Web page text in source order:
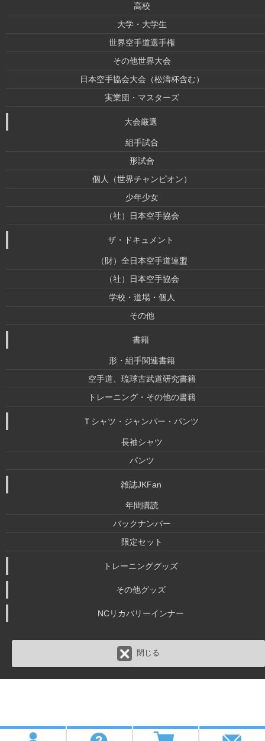
高校
大学・大学生
世界空手道選手権
その他世界大会
日本空手協会大会（松濤杯含む）
実業団・マスターズ
大会厳選
組手試合
形試合
個人（世界チャンピオン）
少年少女
（社）日本空手協会
ザ・ドキュメント
（財）全日本空手道連盟
（社）日本空手協会
学校・道場・個人
その他
書籍
形・組手関連書籍
空手道、琉球古武道研究書籍
トレーニング・その他の書籍
Ｔシャツ・ジャンパー・パンツ
長袖シャツ
パンツ
雑誌JKFan
年間購読
バックナンバー
限定セット
トレーニンググッズ
その他グッズ
NCリカバリーインナー
閉じる